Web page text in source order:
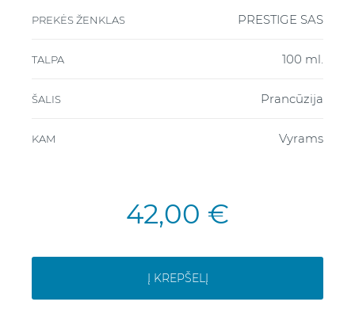
PREKĖS ŽENKLAS PRESTIGE SAS
TALPA 100 ml.
ŠALIS Prancūzija
KAM Vyrams
42,00 €
Į KREPŠELĮ